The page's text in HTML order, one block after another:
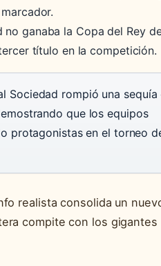
no ganaba la Copa del Rey
título en la competición.
Sociedad rompió una sequía
que los equipos
protagonistas en el torneo
realista consolida un
compite con los gigantes